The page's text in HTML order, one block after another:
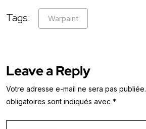
Tags: Warpaint
Leave a Reply
Votre adresse e-mail ne sera pas publiée.
obligatoires sont indiqués avec *